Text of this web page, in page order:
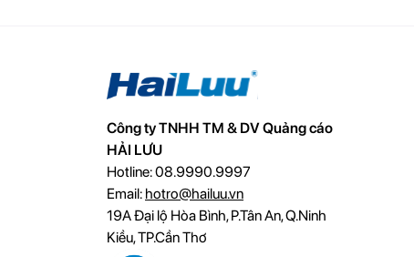
Công ty TNHH TM & DV Quảng cáo
HẢI LƯU
Hotline: 08.9990.9997
Email: hotro@hailuu.vn
19A Đại lộ Hòa Bình, P.Tân An, Q.Ninh
Kiều, TP.Cần Thơ